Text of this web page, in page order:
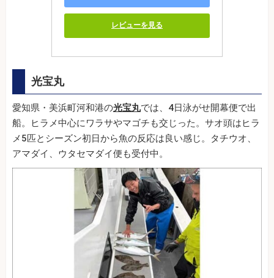
レビューを見る
光宝丸
愛知県・美浜町河和港の光宝丸では、4日泳がせ開幕便で出
船。ヒラメ中心にワラサやマゴチも交じった。サオ頭はヒラ
メ5匹とシーズン初日から魚の反応は良い感じ。タチウオ、
アマダイ、ウタセマダイ便も受付中。